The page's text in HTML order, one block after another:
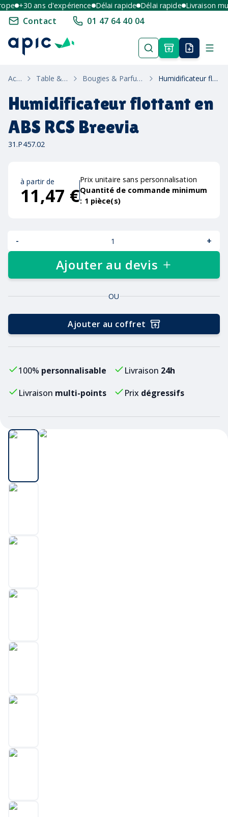
+30 ans d'expérience Délai rapide Délai rapide Livraison
Contact 01 47 64 40 04
Accueil Table & Maison Bougies & Parfums D'Intérieur Humidificateur flottant en ABS RCS Breevia
Humidificateur flottant en
ABS RCS Breevia
31.P457.02
à partir de
11,47 €
Prix unitaire sans personnalisation
Quantité de commande minimum
: 1 pièce(s)
- +
Ajouter au devis
OU
Ajouter au coffret
100% personnalisable Livraison 24h
Livraison multi-points Prix dégressifs